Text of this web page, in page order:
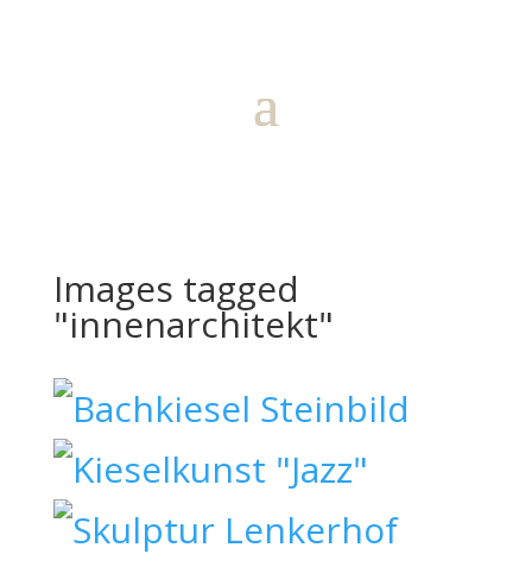
Images tagged
"innenarchitekt"